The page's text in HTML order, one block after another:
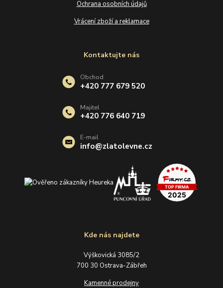
Ochrana osobních údajů
Vrácení zboží a reklamace
Kde nás najdete
Výškovická 3085/2
700 30 Ostrava-Zábřeh
Kamenné prodejny
Kontaktujte nás
Obchod
+420 777 679 520
Majitel
+420 776 640 719
E-mail
info@zlatolevne.cz